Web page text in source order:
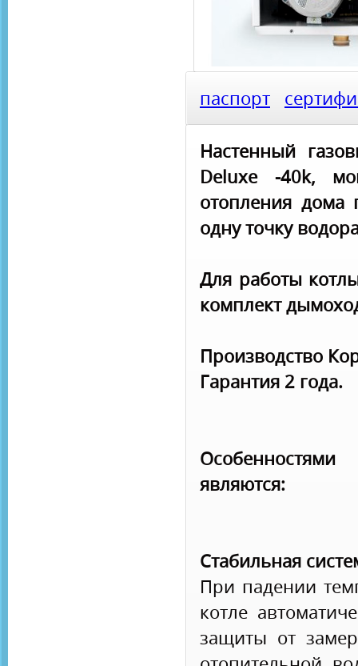
паспорт
Настенный
Deluxe -40k,
отопления
одну точку
Для работы
комплект
Производство
Гарантия 2 года.
являются:
Стабильная
При падении
котле
защиты от